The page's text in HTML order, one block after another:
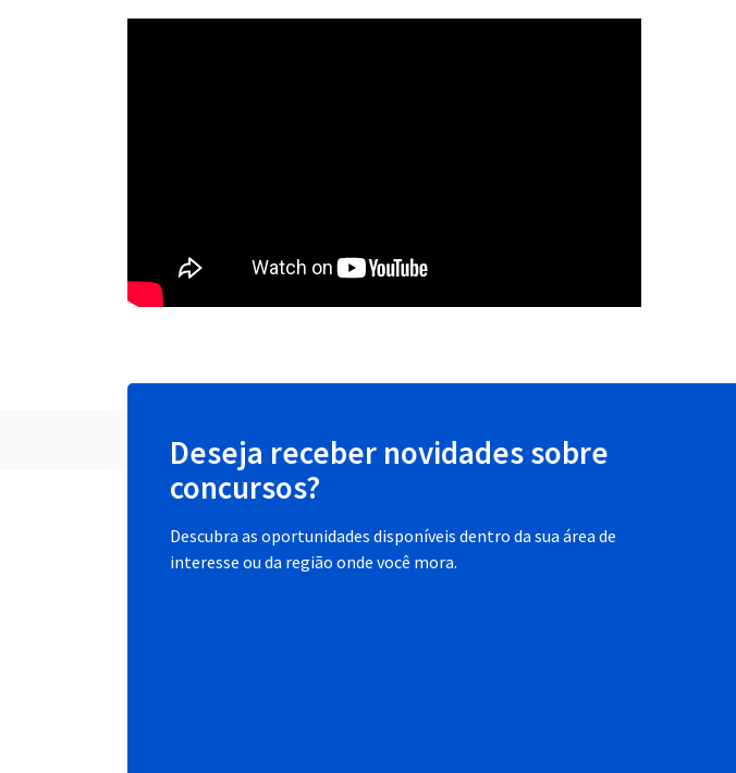
Deseja receber novidades sobre
concursos?
Descubra as oportunidades disponíveis dentro da sua área de
interesse ou da região onde você mora.